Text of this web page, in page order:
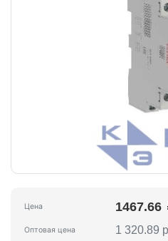
Цена 1467.66
Оптовая цена 1 320.89